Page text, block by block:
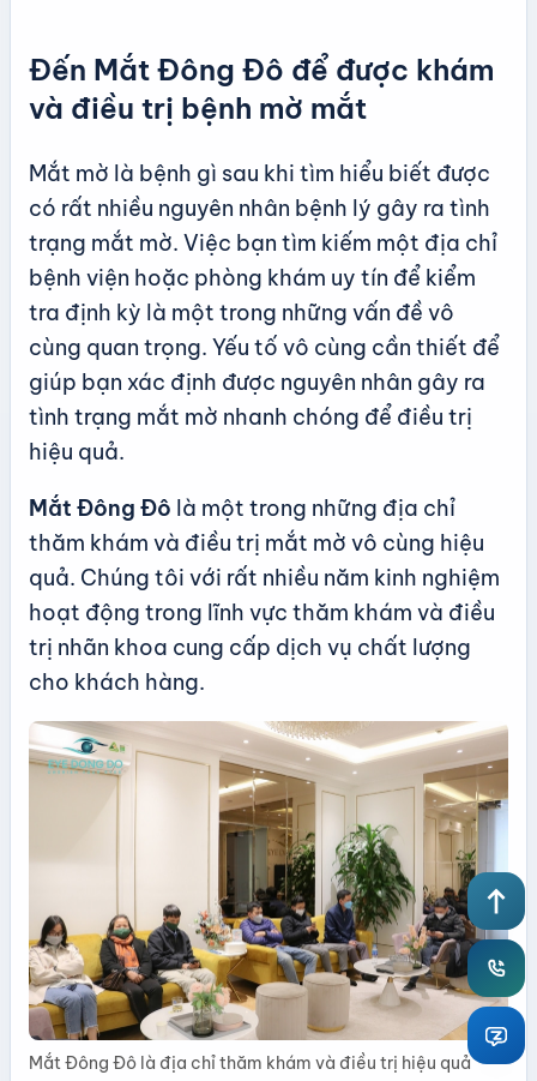
Đến Mắt Đông Đô để được khám
và điều trị bệnh mờ mắt
Mắt mờ là bệnh gì sau khi tìm hiểu biết được
có rất nhiều nguyên nhân bệnh lý gây ra tình
trạng mắt mờ. Việc bạn tìm kiếm một địa chỉ
bệnh viện hoặc phòng khám uy tín để kiểm
tra định kỳ là một trong những vấn đề vô
cùng quan trọng. Yếu tố vô cùng cần thiết để
giúp bạn xác định được nguyên nhân gây ra
tình trạng mắt mờ nhanh chóng để điều trị
hiệu quả.
Mắt Đông Đô là một trong những địa chỉ
thăm khám và điều trị mắt mờ vô cùng hiệu
quả. Chúng tôi với rất nhiều năm kinh nghiệm
hoạt động trong lĩnh vực thăm khám và điều
trị nhãn khoa cung cấp dịch vụ chất lượng
cho khách hàng.
Mắt Đông Đô là địa chỉ thăm khám và điều trị hiệu quả
north